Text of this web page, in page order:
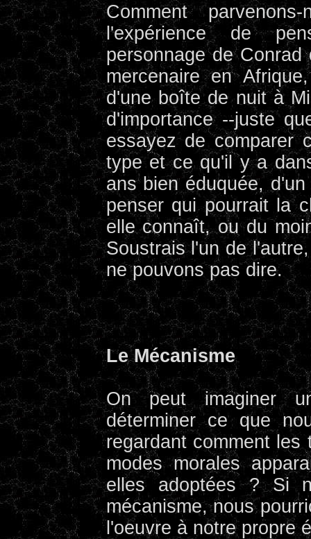
Comment
l'expérience de
personnage de
mercenaire en
d'une boîte de nuit à
d'importance --juste
essayez de
type et ce qu'il y a
ans bien éduquée,
penser qui pourrait la
elle connaît, ou du
Soustrais l'un de
ne pouvons pas dire.
Le Mécanisme
On peut imaginer
déterminer ce que
regardant comment
modes morales
elles adoptées ? Si
mécanisme, nous
l'oeuvre à notre propre